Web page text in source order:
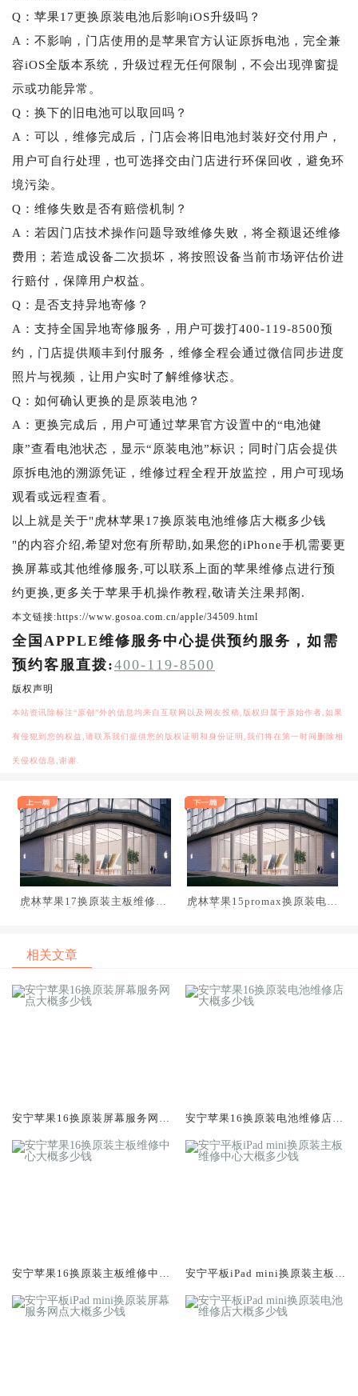
Q：苹果17更换原装电池后影响iOS升级吗？
A：不影响，门店使用的是苹果官方认证原拆电池，完全兼
容iOS全版本系统，升级过程无任何限制，不会出现弹窗提
示或功能异常。
Q：换下的旧电池可以取回吗？
A：可以，维修完成后，门店会将旧电池封装好交付用户，
用户可自行处理，也可选择交由门店进行环保回收，避免环
境污染。
Q：维修失败是否有赔偿机制？
A：若因门店技术操作问题导致维修失败，将全额退还维修
费用；若造成设备二次损坏，将按照设备当前市场评估价进
行赔付，保障用户权益。
Q：是否支持异地寄修？
A：支持全国异地寄修服务，用户可拨打400-119-8500预
约，门店提供顺丰到付服务，维修全程会通过微信同步进度
照片与视频，让用户实时了解维修状态。
Q：如何确认更换的是原装电池？
A：更换完成后，用户可通过苹果官方设置中的“电池健
康”查看电池状态，显示“原装电池”标识；同时门店会提供
原拆电池的溯源凭证，维修过程全程开放监控，用户可现场
观看或远程查看。
以上就是关于"虎林苹果17换原装电池维修店大概多少钱
"的内容介绍,希望对您有所帮助,如果您的iPhone手机需要更
换屏幕或其他维修服务,可以联系上面的苹果维修点进行预
约更换,更多关于苹果手机操作教程,敬请关注果邦阁.
本文链接:https://www.gosoa.com.cn/apple/34509.html
全国APPLE维修服务中心提供预约服务，如需
预约客服直拨:400-119-8500
版权声明
本站资讯除标注“原创”外的信息均来自互联网以及网友投稿,版权归属于原始作者,如果
有侵犯到您的权益,请联系我们提供您的版权证明和身份证明,我们将在第一时间删除相
关侵权信息,谢谢.
虎林苹果17换原装主板维修中
虎林苹果15promax换原装电池
相关文章
安宁苹果16换原装屏幕服务网点
安宁苹果16换原装电池维修店大
安宁苹果16换原装主板维修中心
安宁平板iPad mini换原装主板维